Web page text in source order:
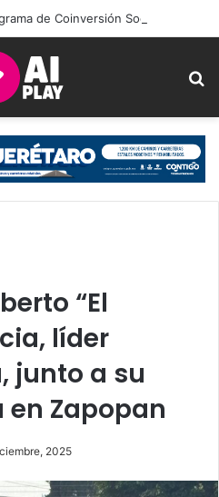
“El
líder
junto a su
Zapopan
2025